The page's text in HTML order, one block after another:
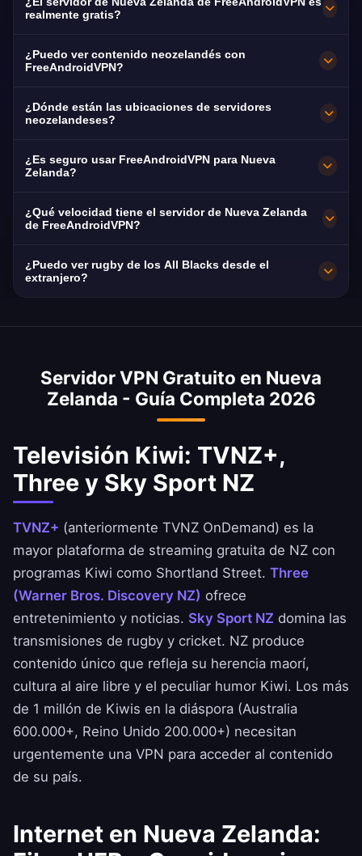
realmente gratis?
¡Sí! El servidor de Nueva Zelanda de
FreeAndroidVPN es 100% gratis. Esencial para
extranjero.
¿Puedo ver contenido neozelandés con
FreeAndroidVPN?
Nuestra VPN de Nueva Zelanda está
optimizada para TVNZ+ y Three con streaming
¿Dónde están las ubicaciones de servidores
neozelandeses?
de alta velocidad en Nueva Zelanda, en
servidores cuentan con conexiones de 10Gbps
ciudad neozelandesa preferida en la app para
un rendimiento óptimo según tu ubicación y
¿Es seguro usar FreeAndroidVPN para Nueva
Zelanda?
Absolutamente. Cifrado AES-256 y política sin
registros. NZ tiene leyes de privacidad sólidas
¿Qué velocidad tiene el servidor de Nueva Zelanda
de FreeAndroidVPN?
NZ de 110 Mbps con el despliegue de fibra
streaming.
¿Puedo ver rugby de los All Blacks desde el
extranjero?
de los All Blacks y el Super Rugby Pacific.
instantáneo a la cobertura de rugby Kiwi
desde cualquier lugar del mundo.
Servidor VPN Gratuito en Nueva
Zelanda - Guía Completa 2026
Televisión Kiwi: TVNZ+,
Three y Sky Sport NZ
TVNZ+ (anteriormente TVNZ OnDemand) es la
mayor plataforma de streaming gratuita de NZ con
programas Kiwi como Shortland Street. Three
(Warner Bros. Discovery NZ) ofrece
entretenimiento y noticias. Sky Sport NZ domina las
transmisiones de rugby y cricket. NZ produce
contenido único que refleja su herencia maorí,
cultura al aire libre y el peculiar humor Kiwi. Los más
de 1 millón de Kiwis en la diáspora (Australia
600.000+, Reino Unido 200.000+) necesitan
urgentemente una VPN para acceder al contenido
de su país.
Internet en Nueva Zelanda: